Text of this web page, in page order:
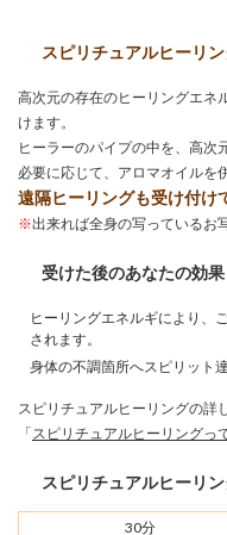
スピリチュアルヒーリ
高次元の存在のヒーリングエネ
けます。
ヒーラーのパイプの中を、高次
必要に応じて、アロマオイルを
遠隔ヒーリングも受け付け
※出来れば全身の写っているお
受けた後のあなたの効果
ヒーリングエネルギにより、
されます。
身体の不調箇所へスピリット
スピリチュアルヒーリングの詳
「 スピリチュアルヒーリングっ
スピリチュアルヒーリ
30分